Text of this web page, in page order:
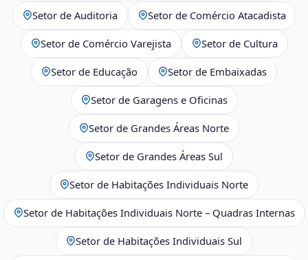
Setor de Auditoria Setor de Comércio Atacadista
Setor de Comércio Varejista Setor de Cultura
Setor de Educação Setor de Embaixadas
Setor de Garagens e Oficinas
Setor de Grandes Áreas Norte
Setor de Grandes Áreas Sul
Setor de Habitações Individuais Norte
Setor de Habitações Individuais Norte – Quadras Internas
Setor de Habitações Individuais Sul